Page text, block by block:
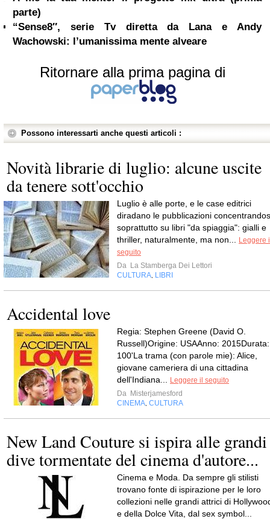
parte)
“Sense8″, serie Tv diretta da Lana e Andy
Wachowski: l’umanissima mente alveare
Ritornare alla prima pagina di
Possono interessarti anche questi articoli :
Novità librarie di luglio: alcune uscite
da tenere sott'occhio
Luglio è alle porte, e le case editrici
diradano le pubblicazioni
soprattutto su libri "da spiaggia": gialli e
thriller, naturalmente, ma non...
Leggere
seguito
Da La Stamberga Dei Lettori
CULTURA LIBRI
Accidental love
Regia: Stephen Greene (David O.
Russell)Origine: USAAnno: 2015Durata:
100'La trama (con parole mie): Alice,
giovane cameriera di una cittadina
dell'Indiana...
Leggere il seguito
Da Misterjamesford
CINEMA CULTURA
New Land Couture si ispira alle grandi
dive tormentate del cinema d'autore...
Cinema e Moda. Da sempre gli stilisti
trovano fonte di ispirazione per le loro
collezioni nelle grandi attrici di
e della Dolce Vita, dal sex symbol...